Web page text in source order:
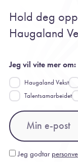
Hold deg
Haugaland
Jeg vil vite mer om:
Haugaland Vekst
Talentsamarbeidet
Email
Consent(Påkrevd)
Jeg godtar